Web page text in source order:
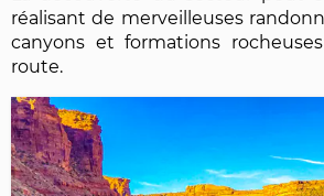
réalisant de merveilleuses
canyons et formations
route.